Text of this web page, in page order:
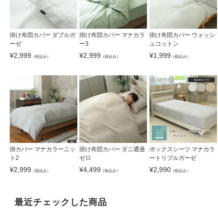
掛け布団カバー ダブルガ
ーゼ
¥2,999 （税込み）
掛け布団カバー マナカラ
ー3
¥2,999 （税込み）
掛け布団カバー ウォッシ
ュコットン
¥1,999 （税込み）
掛カバー マナカラーニッ
ト2
¥2,999 （税込み）
掛け布団カバー ダニ通過
ゼロ
¥4,499 （税込み）
ボックスシーツ マナカラ
ートリプルガーゼ
¥2,990（税込み）
最近チェックした商品